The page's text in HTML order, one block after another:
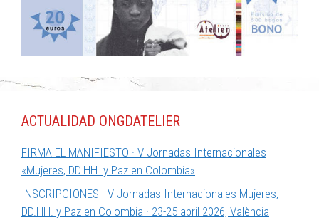
ACTUALIDAD ONGDATELIER
FIRMA EL MANIFIESTO · V Jornadas Internacionales
«Mujeres, DD.HH. y Paz en Colombia»
INSCRIPCIONES · V Jornadas Internacionales Mujeres,
DD.HH. y Paz en Colombia · 23-25 abril 2026, València